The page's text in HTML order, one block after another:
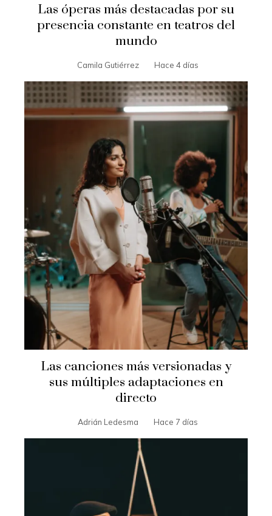
Las óperas más destacadas por su
presencia constante en teatros del
mundo
Camila Gutiérrez Hace 4 días
Las canciones más versionadas y
sus múltiples adaptaciones en
directo
Adrián Ledesma Hace 7 días